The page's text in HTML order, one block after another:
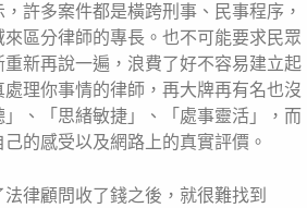
許多案件都是橫跨刑事、民事程序，
區分律師的專長。也不可能要求民眾
新再說一遍，浪費了好不容易建立起
理你事情的律師，再大牌再有名也沒
、「思緒敏捷」、「處事靈活」，而
的感受以及網路上的真實評價。
律顧問收了錢之後，就很難找到